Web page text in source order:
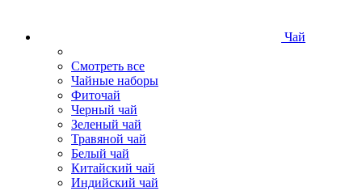
Чай
Смотреть все
Чайные наборы
Фиточай
Черный чай
Зеленый чай
Травяной чай
Белый чай
Китайский чай
Индийский чай